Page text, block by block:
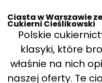
Ciasta w Warszawie
Cukierni Cieślikowski
Polskie
klasyki, które
właśnie na nich
naszej oferty. Te